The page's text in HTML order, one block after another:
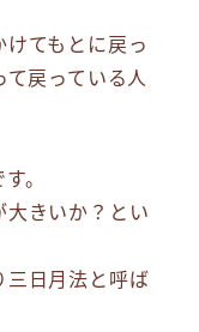
てもとに戻っ
て戻っている人
。
大きいか？とい
三日月法と呼ば